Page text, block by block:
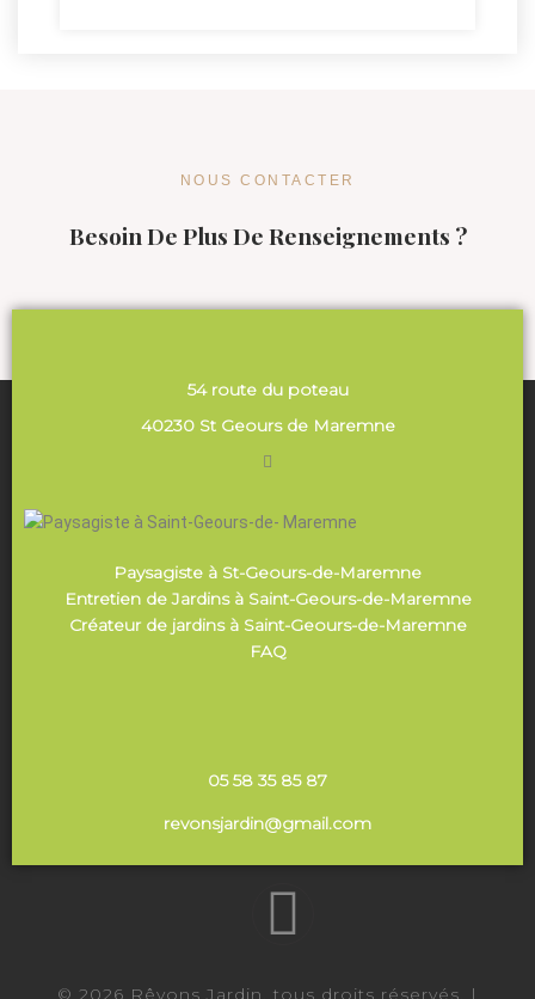
NOUS CONTACTER
Besoin De Plus De Renseignements ?
54 route du poteau
40230 St Geours de Maremne
Paysagiste à St-Geours-de-Maremne
Entretien de Jardins à Saint-Geours-de-Maremne
Créateur de jardins à Saint-Geours-de-Maremne
FAQ
05 58 35 85 87
revonsjardin@gmail.com
© 2026 Rêvons Jardin. tous droits réservés. |